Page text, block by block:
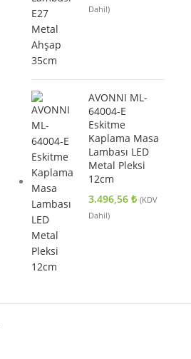
Dahil)
AVONNI ML-
64004-E
Eskitme
Kaplama Masa
Lambası LED
Metal Pleksi
12cm
3.496,56₺ (KDV
Dahil)